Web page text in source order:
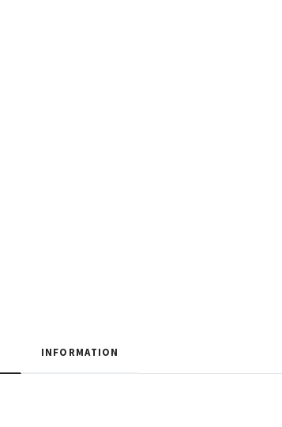
INFORMATION